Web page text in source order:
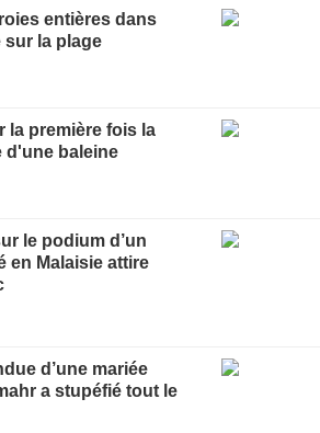
entières dans
sur la plage
la première fois la
d'une baleine
le podium d’un
en Malaisie attire
d’une mariée
a stupéfié tout le